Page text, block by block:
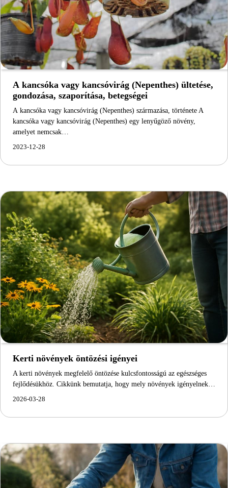
A kancsóka vagy kancsóvirág (Nepenthes) ültetése,
gondozása, szaporítása, betegségei
A kancsóka vagy kancsóvirág (Nepenthes) származása, története A
kancsóka vagy kancsóvirág (Nepenthes) egy lenyűgöző növény,
amelyet nemcsak…
2023-12-28
Kerti növények öntözési igényei
A kerti növények megfelelő öntözése kulcsfontosságú az egészséges
fejlődésükhöz. Cikkünk bemutatja, hogy mely növények igényelnek…
2026-03-28